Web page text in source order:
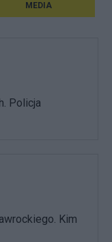
MEDIA
Policja
Kim